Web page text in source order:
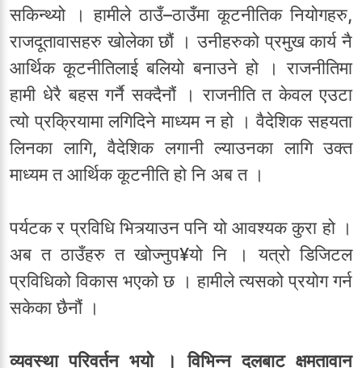
सकिन्थ्यो । हामीले ठाउँ–ठाउँमा कूटनीतिक नियोगहरु,
राजदूतावासहरु खोलेका छौं । उनीहरुको प्रमुख कार्य नै
आर्थिक कूटनीतिलाई बलियो बनाउने हो । राजनीतिमा
हामी धेरै बहस गर्नै सक्दैनौं । राजनीति त केवल एउटा
त्यो प्रक्रियामा लगिदिने माध्यम न हो । वैदेशिक सहयता
लिनका लागि, वैदेशिक लगानी ल्याउनका लागि उक्त
माध्यम त आर्थिक कूटनीति हो नि अब त ।
पर्यटक र प्रविधि भित्र्याउन पनि यो आवश्यक कुरा हो ।
अब त ठाउँहरु त खोज्नुप¥यो नि । यत्रो डिजिटल
प्रविधिको विकास भएको छ । हामीले त्यसको प्रयोग गर्न
सकेका छैनौं ।
व्यवस्था परिवर्तन भयो । विभिन्न दलबाट क्षमतावान